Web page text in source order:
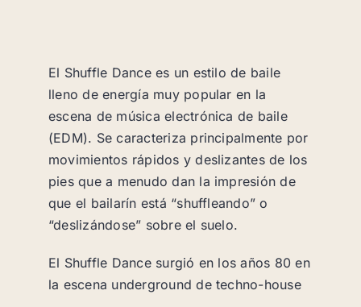
El Shuffle Dance es un estilo de baile
lleno de energía muy popular en la
escena de música electrónica de baile
(EDM). Se caracteriza principalmente por
movimientos rápidos y deslizantes de los
pies que a menudo dan la impresión de
que el bailarín está “shuffleando” o
“deslizándose” sobre el suelo.
El Shuffle Dance surgió en los años 80 en
la escena underground de techno-house